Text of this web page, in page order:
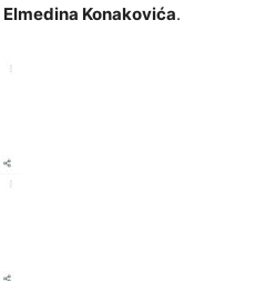
Elmedina Konakovića.